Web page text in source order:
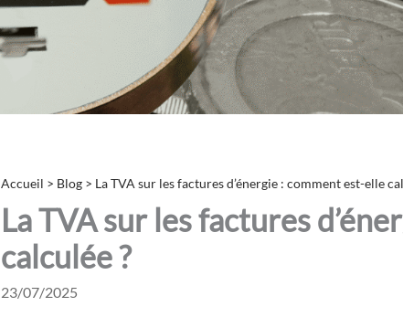
Accueil > Blog > La TVA sur les factures d’énergie : comment est-elle
La TVA sur les factures
calculée ?
23/07/2025